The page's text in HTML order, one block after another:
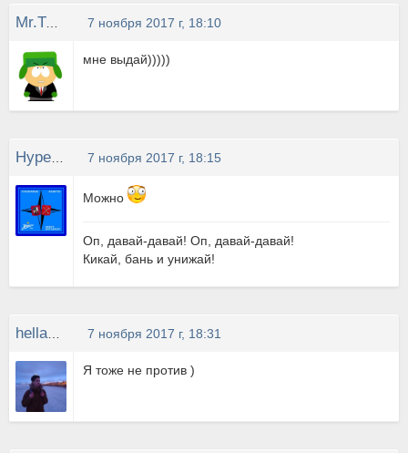
Mr.Twister 7 ноября 2017 г, 18:10
мне выдай)))))
7 ноября 2017 г, 18:15
Можно
Оп, давай-давай! Оп, давай-давай!
Кикай, бань и унижай!
7 ноября 2017 г, 18:31
Я тоже не против )